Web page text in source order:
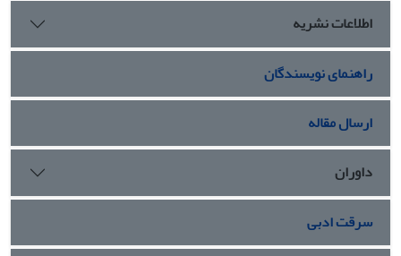
لایه زاینده جنینی و ایجاد تراتوما بودند.
مسیرهای پیام‌رسانی ERK و TGF-β می‌تواند شرایط مناسبی را
برای تولید سلول‌های بنیادی هاپلوئید از جنین‌های پارتنوژنتیک
فراهم کند.
اطلاعات نشریه
راهنمای نویسندگان
ارسال مقاله
داوران
سرقت ادبی